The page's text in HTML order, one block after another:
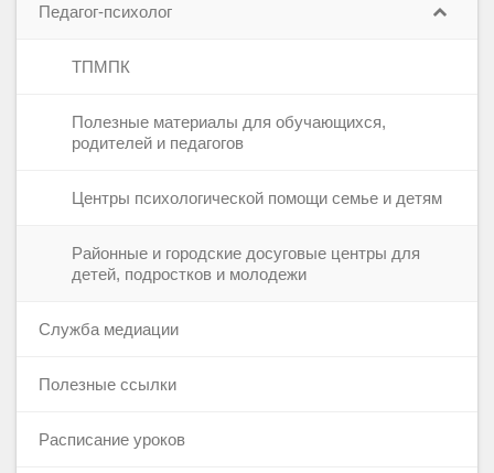
Педагог-психолог
ТПМПК
Полезные материалы для обучающихся,
родителей и педагогов
Центры психологической помощи семье и детям
Районные и городские досуговые центры для
детей, подростков и молодежи
Служба медиации
Полезные ссылки
Расписание уроков